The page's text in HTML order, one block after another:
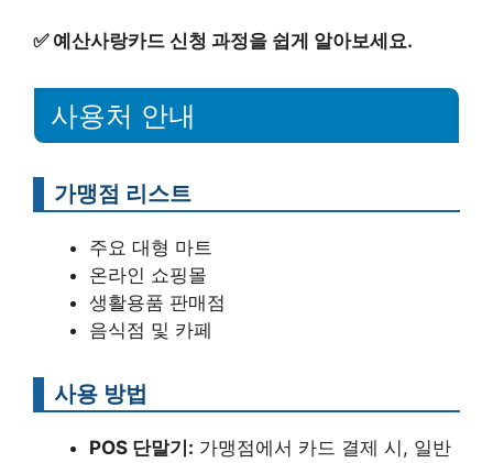
✅ 예산사랑카드 신청 과정을 쉽게 알아보세요.
사용처 안내
가맹점 리스트
주요 대형 마트
온라인 쇼핑몰
생활용품 판매점
음식점 및 카페
사용 방법
POS 단말기: 가맹점에서 카드 결제 시, 일반